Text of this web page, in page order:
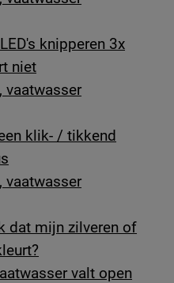
knipperen 3x
niet
vaatwasser
klik- / tikkend
vaatwasser
dat mijn zilveren of
valt open